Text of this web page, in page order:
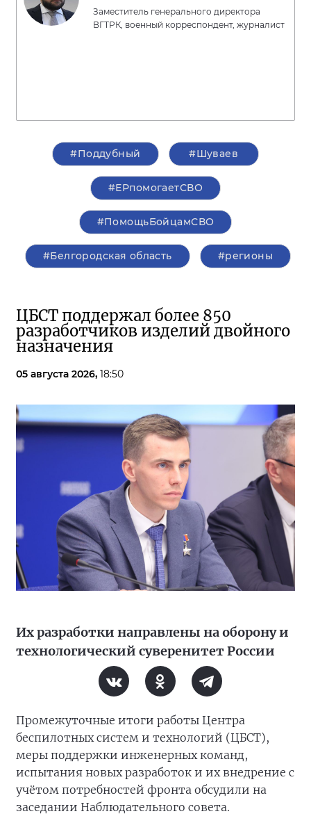
Заместитель генерального директора
ВГТРК, военный корреспондент, журналист
#Поддубный #Шуваев
#ЕРпомогаетСВО
#ПомощьБойцамСВО
#Белгородская область #регионы
ЦБСТ поддержал более 850
разработчиков изделий двойного
назначения
05 августа 2026, 18:50
Их разработки направлены на оборону и
технологический суверенитет России
Промежуточные итоги работы Центра
беспилотных систем и технологий (ЦБСТ),
меры поддержки инженерных команд,
испытания новых разработок и их внедрение с
учётом потребностей фронта обсудили на
заседании Наблюдательного совета.